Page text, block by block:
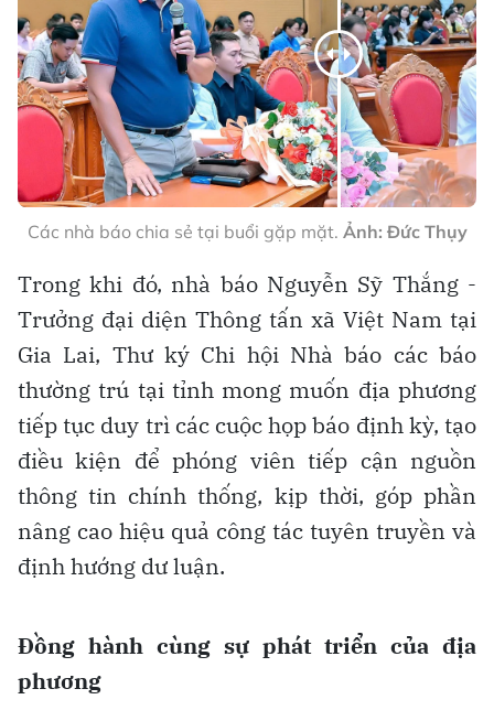
Các nhà báo chia sẻ tại buổi gặp mặt. Ảnh: Đức Thụy
Trong khi đó, nhà báo Nguyễn Sỹ Thắng -
Trưởng đại diện Thông tấn xã Việt Nam tại
Gia Lai, Thư ký Chi hội Nhà báo các báo
thường trú tại tỉnh mong muốn địa phương
tiếp tục duy trì các cuộc họp báo định kỳ, tạo
điều kiện để phóng viên tiếp cận nguồn
thông tin chính thống, kịp thời, góp phần
nâng cao hiệu quả công tác tuyên truyền và
định hướng dư luận.
Đồng hành cùng sự phát triển của địa
phương